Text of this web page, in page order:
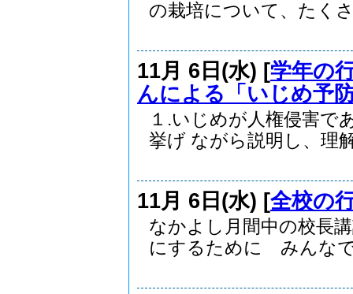
の栽培について、たく
11月 6日(水) [学年の
んによる「いじめ予
１.いじめが人権侵害で
挙げ ながら説明し、理
11月 6日(水) [全校の
なかよし月間中の校長
にするために みんな